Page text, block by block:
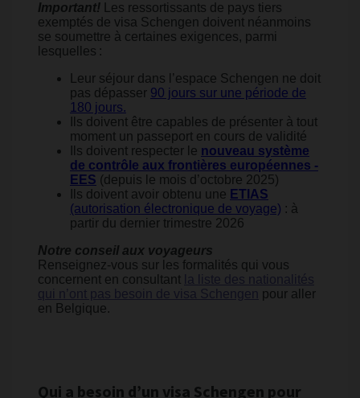
Important! Les ressortissants de pays tiers
exemptés de visa Schengen doivent néanmoins
se soumettre à certaines exigences, parmi
lesquelles :
Leur séjour dans l’espace Schengen ne doit
pas dépasser 90 jours sur une période de
180 jours.
Ils doivent être capables de présenter à tout
moment un passeport en cours de validité
Ils doivent respecter le nouveau système
de contrôle aux frontières européennes -
EES (depuis le mois d’octobre 2025)
Ils doivent avoir obtenu une ETIAS
(autorisation électronique de voyage) : à
partir du dernier trimestre 2026
Notre conseil aux voyageurs
Renseignez-vous sur les formalités qui vous
concernent en consultant la liste des nationalités
qui n’ont pas besoin de visa Schengen
pour aller
en Belgique.
Qui a besoin d’un visa Schengen pour